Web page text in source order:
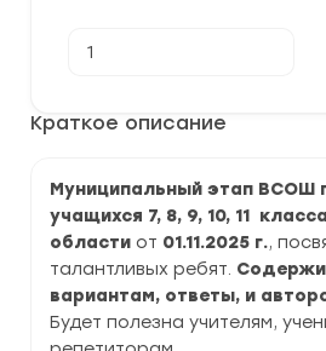
Краткое описание
Муниципальный этап ВСОШ
учащихся 7, 8, 9, 10, 11
области от 01.11.2025 г.,
талантливых ребят.
вариантам, ответы, и
Будет полезна учителям,
товара
этап
ВСОШ
2025-
2026
г.
по
Московской
области